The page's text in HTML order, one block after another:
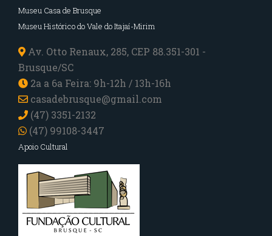
Museu Casa de Brusque
Museu Histórico do Vale do Itajaí-Mirim
Av. Otto Renaux, 285, CEP 88.351-301 -
Brusque/SC
2a a 6a Feira: 9h-12h / 13h-16h
casadebrusque@gmail.com
(47) 3351-2132
(47) 99108-3447
Apoio Cultural